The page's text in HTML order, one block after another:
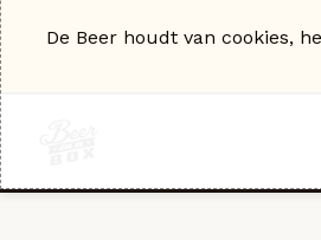
De Beer houdt van cookies,